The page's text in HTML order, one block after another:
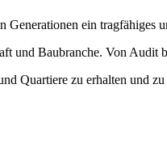
ein tragfähiges
und Baubranche. Von Audit
Quartiere zu erhalten und zu